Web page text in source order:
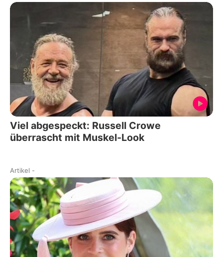
Viel abgespeckt: Russell Crowe
überrascht mit Muskel-Look
Artikel -